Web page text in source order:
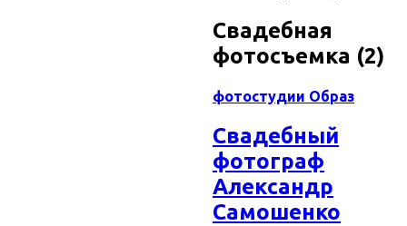
Свадебная
фотосъемка (2)
фотостудии Образ
Cвадебный
фотограф
Александр
Самошенко